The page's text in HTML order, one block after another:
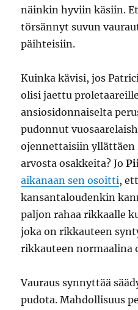
näinkin hyviin käsiin.
törsännyt suvun
päihteisiin.
Kuinka kävisi, jos
olisi jaettu
ansiosidonnaiselta
pudonnut
ojennettaisiin yllättäen
arvosta osakkeita? Jo
aikanaan sen osoitti,
kansantaloudenkin
paljon rahaa rikkaalle
joka on rikkauteen
rikkauteen normaalina
Vauraus synnyttää
pudota. Mahdollisuus